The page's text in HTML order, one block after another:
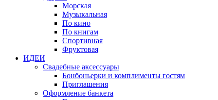
Морская
Музыкальная
По кино
По книгам
Спортивная
Фруктовая
ИДЕИ
Свадебные аксессуары
Бонбоньерки и комплименты гостям
Приглашения
Оформление банкета